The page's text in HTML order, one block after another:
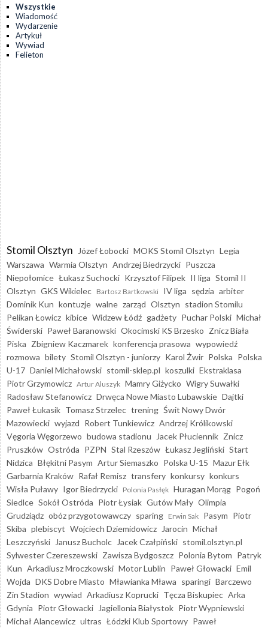
Wszystkie
Wiadomość
Wydarzenie
Artykuł
Wywiad
Felieton
Stomil Olsztyn Józef Łobocki MOKS Stomil Olsztyn Legia
Warszawa Warmia Olsztyn Andrzej Biedrzycki Puszcza
Niepołomice Łukasz Suchocki Krzysztof Filipek II liga Stomil II
Olsztyn GKS Wikielec Bartosz Bartkowski IV liga sędzia arbiter
Dominik Kun kontuzje walne zarząd Olsztyn stadion Stomilu
Pelikan Łowicz kibice Widzew Łódź gadżety Puchar Polski Michał
Świderski Paweł Baranowski Okocimski KS Brzesko Znicz Biała
Piska Zbigniew Kaczmarek konferencja prasowa wypowiedź
rozmowa bilety Stomil Olsztyn - juniorzy Karol Żwir Polska Polska
U-17 Daniel Michałowski stomil-sklep.pl koszulki Ekstraklasa
Piotr Grzymowicz Artur Aluszyk Mamry Giżycko Wigry Suwałki
Radosław Stefanowicz Drwęca Nowe Miasto Lubawskie Dajtki
Paweł Łukasik Tomasz Strzelec trening Świt Nowy Dwór
Mazowiecki wyjazd Robert Tunkiewicz Andrzej Królikowski
Vęgoria Węgorzewo budowa stadionu Jacek Płuciennik Znicz
Pruszków Ostróda PZPN Stal Rzeszów Łukasz Jegliński Start
Nidzica Błękitni Pasym Artur Siemaszko Polska U-15 Mazur Ełk
Garbarnia Kraków Rafał Remisz transfery konkursy konkurs
Wisła Puławy Igor Biedrzycki Polonia Pasłęk Huragan Morąg Pogoń
Siedlce Sokół Ostróda Piotr Łysiak Gutów Mały Olimpia
Grudziądz obóz przygotowawczy sparing Erwin Sak Pasym Piotr
Skiba plebiscyt Wojciech Dziemidowicz Jarocin Michał
Leszczyński
Janusz Bucholc Jacek Czałpiński stomil.olsztyn.pl
Sylwester Czereszewski Zawisza Bydgoszcz Polonia Bytom Patryk
Kun Arkadiusz Mroczkowski Motor Lublin Paweł Głowacki Emil
Wojda DKS Dobre Miasto Mławianka Mława sparingi Barczewo
Zin Stadion wywiad Arkadiusz Koprucki Tęcza Biskupiec Arka
Gdynia Piotr Głowacki Jagiellonia Białystok Piotr Wypniewski
Michał Alancewicz ultras Łódzki Klub Sportowy Paweł